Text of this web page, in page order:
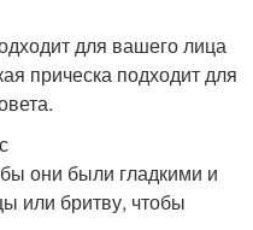
для вашего лица
прическа подходит для
они были гладкими и
или бритву, чтобы